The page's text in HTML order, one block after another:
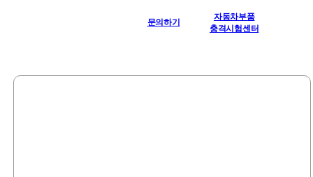
문의하기
자동차부품
충격시험센터